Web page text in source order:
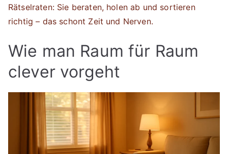
Rätselraten: Sie beraten, holen ab und sortieren
richtig – das schont Zeit und Nerven.
Wie man Raum für Raum
clever vorgeht